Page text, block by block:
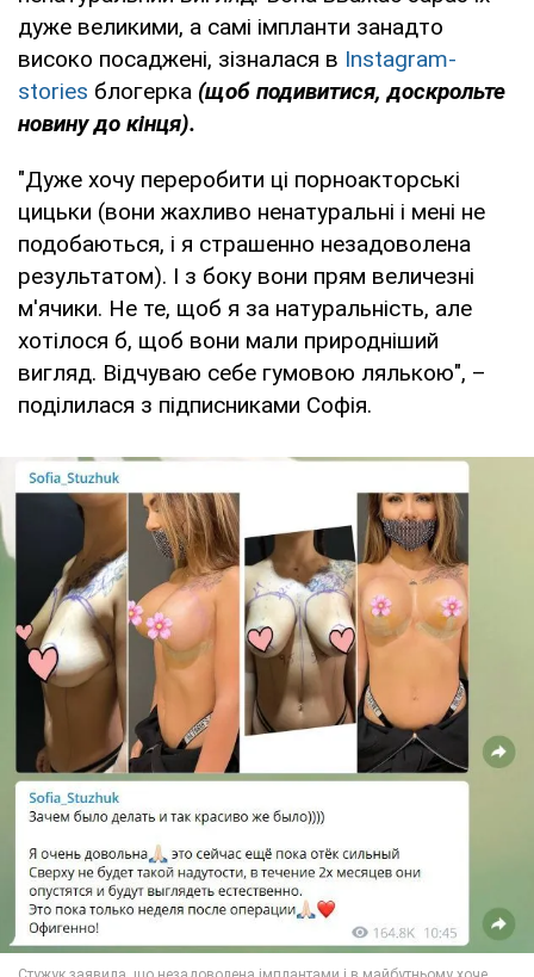
дуже великими, а самі імпланти занадто
високо посаджені, зізналася в Instagram-
stories блогерка (щоб подивитися, доскрольте
новину до кінця).
"Дуже хочу переробити ці порноакторські
цицьки (вони жахливо ненатуральні і мені не
подобаються, і я страшенно незадоволена
результатом). І з боку вони прям величезні
м'ячики. Не те, щоб я за натуральність, але
хотілося б, щоб вони мали природніший
вигляд. Відчуваю себе гумовою лялькою", –
поділилася з підписниками Софія.